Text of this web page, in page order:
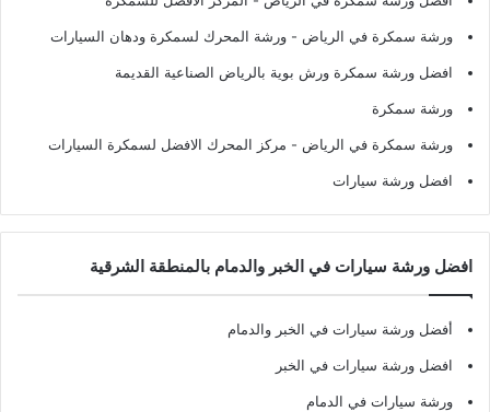
ورشة سمكرة في الرياض - ورشة المحرك لسمكرة ودهان السيارات
افضل ورشة سمكرة ورش بوية بالرياض الصناعية القديمة
ورشة سمكرة
ورشة سمكرة في الرياض - مركز المحرك الافضل لسمكرة السيارات
افضل ورشة سيارات
افضل ورشة سيارات في الخبر والدمام بالمنطقة الشرقية
أفضل ورشة سيارات في الخبر والدمام
افضل ورشة سيارات في الخبر
ورشة سيارات في الدمام